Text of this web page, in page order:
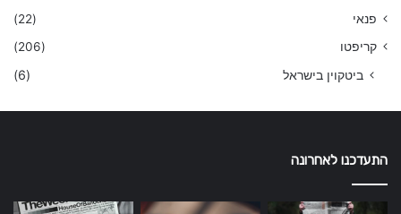
פנאי
(22)
קריפטו
(206)
ביטקוין בישראל (6)
התעדכנו לאחרונה